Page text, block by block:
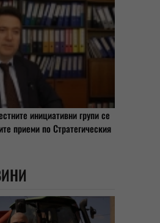
инициативни групи се
приеми по Стратегическия